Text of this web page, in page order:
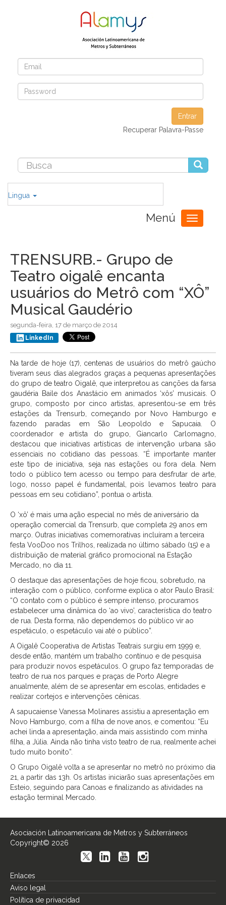
Entrar
Recuperar Palavra-Passe
Lingua
Menú
Toggle
navigation
TRENSURB.- Grupo de
Teatro oigalê encanta
usuários do Metrô com “XÔ”
Musical Gaudério
segunda-feira, 17 de março de 2014
LinkedIn
Na tarde de hoje (17), centenas de usuários do metrô gaúcho
tiveram seus dias alegrados graças a pequenas apresentações
do grupo de teatro Oigalê, que interpretou as canções da farsa
gaudéria Baile dos Anastácio em animados ‘xôs’ musicais. O
grupo, composto por cinco artistas, apresentou-se em três
estações da Trensurb, começando por Novo Hamburgo e
fazendo paradas em São Leopoldo e Sapucaia. O
coordenador e artista do grupo, Giancarlo Carlomagno,
destacou que iniciativas artísticas de intervenção urbana são
essenciais no cotidiano das pessoas. “É importante manter
este tipo de iniciativa, seja nas estações ou fora dela. Nem
todo o público tem acesso ou tempo para desfrutar de arte,
logo, nosso papel é fundamental, pois levamos teatro para
pessoas em seu cotidiano”, pontua o artista.
O ‘xô’ é mais uma ação especial no mês de aniversário da
operação comercial da Trensurb, que completa 29 anos em
março. Outras iniciativas comemorativas incluíram a terceira
festa VooDoo nos Trilhos, realizada no último sábado (15) e a
distribuição de material gráfico promocional na Estação
Mercado, no dia 11.
O destaque das apresentações de hoje ficou, sobretudo, na
interação com o público, conforme explica o ator Paulo Brasil:
“O contato com o público é sempre intenso, procuramos
estabelecer uma dinâmica do ‘ao vivo’, característica do teatro
de rua. Desta forma, não dependemos do público vir ao
espetáculo, o espetáculo vai até o público”.
A Oigalê Cooperativa de Artistas Teatrais surgiu em 1999 e,
desde então, mantém um trabalho contínuo e de pesquisa
para produzir novos espetáculos. O grupo faz temporadas de
teatro de rua nos parques e praças de Porto Alegre
anualmente, além de se apresentar em escolas, entidades e
realizar cortejos e intervenções cênicas.
A sapucaiense Vanessa Molinares assistiu a apresentação em
Novo Hamburgo, com a filha de nove anos, e comentou: “Eu
achei linda a apresentação, ainda mais assistindo com minha
filha, a Júlia. Ainda não tinha visto teatro de rua, realmente achei
tudo muito bonito”.
O Grupo Oigalê volta a se apresentar no metrô no próximo dia
21, a partir das 13h. Os artistas iniciarão suas apresentações em
Esteio, seguindo para Canoas e finalizando as atividades na
estação terminal Mercado.
Asociación Latinoamericana de Metros y Subterráneos
Copyright© 2026
Enlaces
Aviso legal
Política de privacidad